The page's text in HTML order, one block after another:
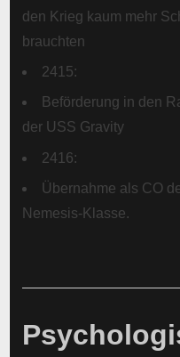
den Krieg kaum mehr
brauchten
2415:
Beförderung in den
der USS Gravity
2416:
Übernahme als CO
Nemesis-Klasse.